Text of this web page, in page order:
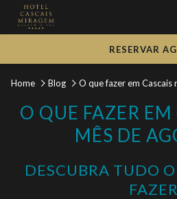
RESERVAR
Home Blog O que fazer em Cascais
O QUE FAZER
MÊS DE
DESCUBRA TUDO
FAZER